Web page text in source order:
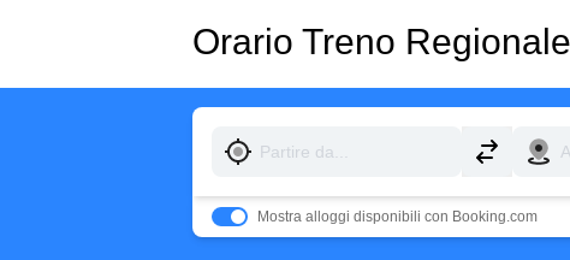
Orario Treno
Mostra alloggi disponibili con Booking.com